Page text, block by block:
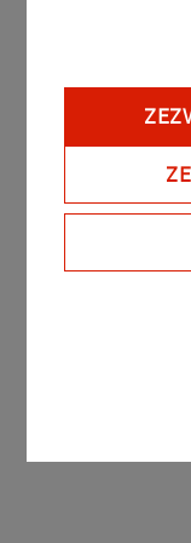
territory of
introduce the
Programme is
manage short-
the total par
Programme
is PLN